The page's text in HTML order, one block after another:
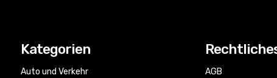
Kategorien
Auto und Verkehr
AGB